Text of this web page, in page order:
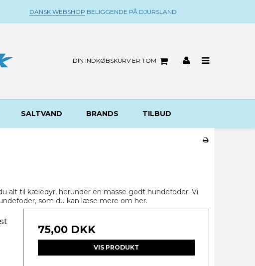
DANSK WEBSHOP BELIGGENDE PÅ DJURSLAND
DIN INDKØBSKURV ER TOM
SALTVAND BRANDS TILBUD
alt til kæledyr, herunder en masse godt hundefoder. Vi
som du kan læse mere om her.
75,00 DKK
VIS PRODUKT